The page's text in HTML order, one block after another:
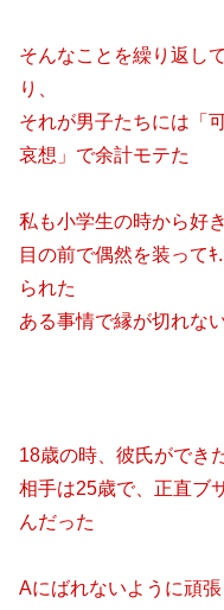
そんなことを繰り返し
り、
それが男子たちには「
哀想」で余計モテた
私も小学生の時から好
目の前で偶然を装って
られた
ある事情で縁が切れな
18歳の時、彼氏ができ
相手は25歳で、正直ブ
んだった
Aにばれないように頑